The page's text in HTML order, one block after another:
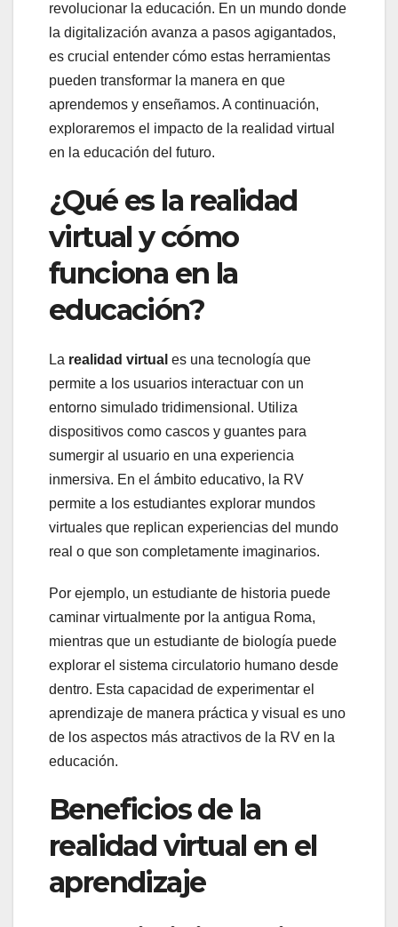
revolucionar la educación. En un mundo donde
la digitalización avanza a pasos agigantados,
es crucial entender cómo estas herramientas
pueden transformar la manera en que
aprendemos y enseñamos. A continuación,
exploraremos el impacto de la realidad virtual
en la educación del futuro.
¿Qué es la realidad
virtual y cómo
funciona en la
educación?
La realidad virtual es una tecnología que
permite a los usuarios interactuar con un
entorno simulado tridimensional. Utiliza
dispositivos como cascos y guantes para
sumergir al usuario en una experiencia
inmersiva. En el ámbito educativo, la RV
permite a los estudiantes explorar mundos
virtuales que replican experiencias del mundo
real o que son completamente imaginarios.
Por ejemplo, un estudiante de historia puede
caminar virtualmente por la antigua Roma,
mientras que un estudiante de biología puede
explorar el sistema circulatorio humano desde
dentro. Esta capacidad de experimentar el
aprendizaje de manera práctica y visual es uno
de los aspectos más atractivos de la RV en la
educación.
Beneficios de la
realidad virtual en el
aprendizaje